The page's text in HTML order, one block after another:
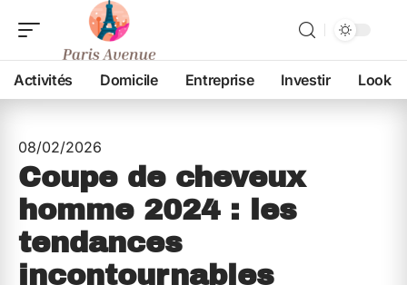
Activités Domicile Entreprise Investir Look
08/02/2026
Coupe de cheveux
homme 2024 : les
tendances
incontournables